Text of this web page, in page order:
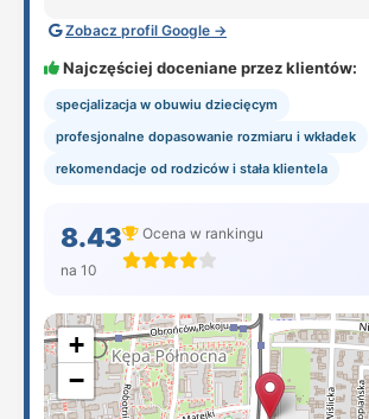
Zobacz profil Google →
Najczęściej doceniane przez klientów:
specjalizacja w obuwiu dziecięcym
profesjonalne dopasowanie rozmiaru i wkładek
rekomendacje od rodziców i stała klientela
8.43
na 10
Ocena w rankingu
+
−